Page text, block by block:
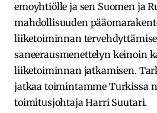
emoyhtiölle ja sen Suomen ja
mahdollisuuden
liiketoiminnan
saneerausmenettelyn keinoin
liiketoiminnan jatkamisen.
jatkaa toimintamme Turkissa
toimitusjohtaja Harri Suutari.